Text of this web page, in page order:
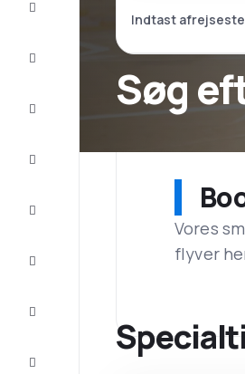
Søg
Vores
flyver